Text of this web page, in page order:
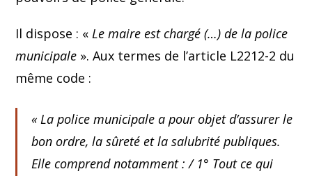
Il dispose : «Le maire est chargé (…) de la police
municipale ». Aux termes de l’article L2212-2 du
même code :
«La police municipale a pour objet d’assurer le
bon ordre, la sûreté et la salubrité publiques.
Elle comprend notamment : / 1° Tout ce qui